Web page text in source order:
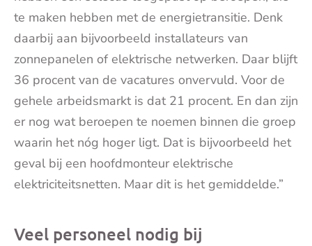
te maken hebben met de energietransitie. Denk
daarbij aan bijvoorbeeld installateurs van
zonnepanelen of elektrische netwerken. Daar blijft
36 procent van de vacatures onvervuld. Voor de
gehele arbeidsmarkt is dat 21 procent. En dan zijn
er nog wat beroepen te noemen binnen die groep
waarin het nóg hoger ligt. Dat is bijvoorbeeld het
geval bij een hoofdmonteur elektrische
elektriciteitsnetten. Maar dit is het gemiddelde.”
Veel personeel nodig bij